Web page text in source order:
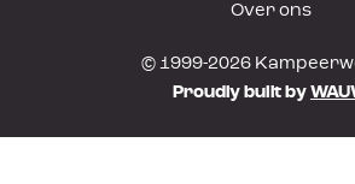
Over ons
© 1999-2026
Proudly built by